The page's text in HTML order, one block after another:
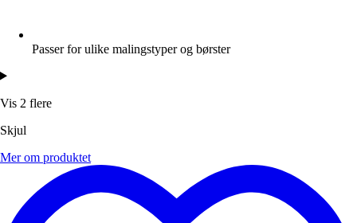
Passer for ulike malingstyper og børster
Vis 2 flere
Skjul
Mer om produktet